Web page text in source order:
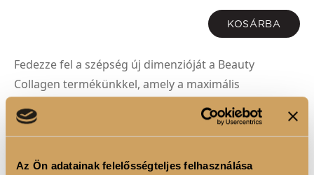
Az Ön adatainak felelősségteljes felhasználása
KOSÁRBA
Fedezze fel a szépség új dimenzióját a Beauty
Collagen termékünkkel, amely a maximális
hatékonyság érdekében kombinálja a kollagént és a
hialuronsavat. Ez a prémium minőségű formulánk
fiatalságát és rugalmasságát kívánják megőrizni.